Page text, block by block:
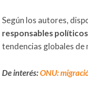
Según los autores,
responsables
tendencias globales de
De interés:ONU: